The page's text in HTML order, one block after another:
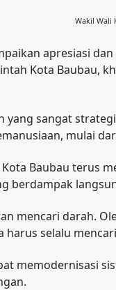
Wakil Wali
apresiasi
Kota Baubau,
yang sangat
mulai
Baubau terus
berdampak
mencari darah.
selalu
memodernisasi